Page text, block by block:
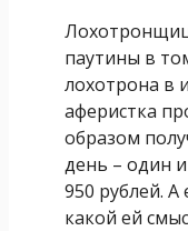
паутины в
лохотрона в
аферистка
образом
день – один
950 рублей.
какой ей